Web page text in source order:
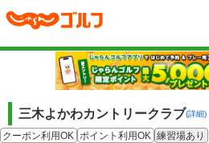
三木よかわカントリークラブ(詳細)
クーポン利用OK ポイント利用OK 練習場あり